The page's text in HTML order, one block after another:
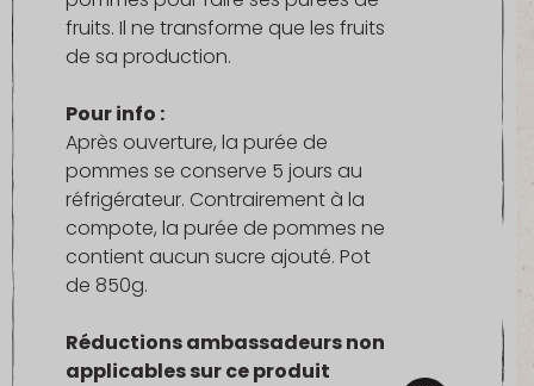
fruits. Il ne transforme que les fruits
de sa production.
Pour info :
Après ouverture, la purée de
pommes se conserve 5 jours au
réfrigérateur. Contrairement à la
compote, la purée de pommes ne
contient aucun sucre ajouté. Pot
de 850g.
Réductions ambassadeurs non
applicables sur ce produit